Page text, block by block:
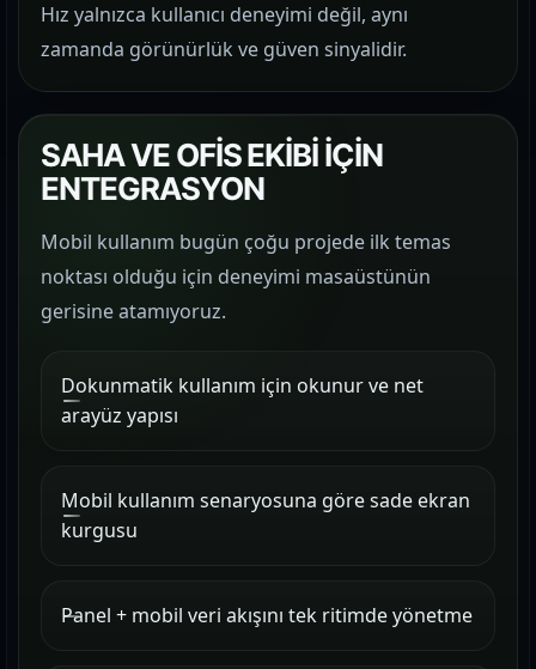
Hız yalnızca kullanıcı deneyimi değil, aynı
zamanda görünürlük ve güven sinyalidir.
SAHA VE OFİS EKİBİ İÇİN
ENTEGRASYON
Mobil kullanım bugün çoğu projede ilk temas
noktası olduğu için deneyimi masaüstünün
gerisine atamıyoruz.
Dokunmatik kullanım için okunur ve net
arayüz yapısı
Mobil kullanım senaryosuna göre sade ekran
kurgusu
Panel + mobil veri akışını tek ritimde yönetme